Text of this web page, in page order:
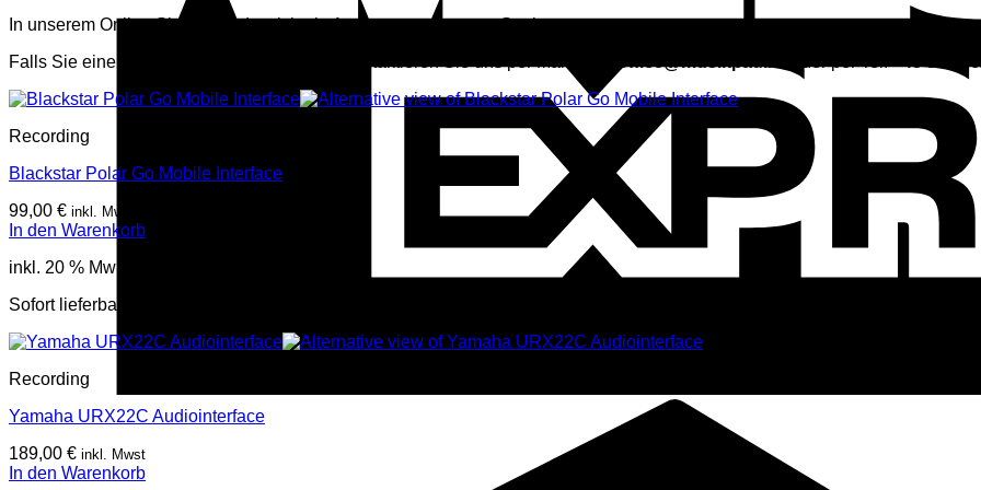
In unserem Online Shop befindet sich ein Auszug von unserem Sortiment.
Falls Sie einen Artikel nicht finden können, kontaktieren Sie uns per Mail unter
Recording
Blackstar Polar Go Mobile Interface
99,00 € inkl. Mwst
In den Warenkorb
inkl. 20 % MwSt.
Sofort lieferbar
Recording
Yamaha URX22C Audiointerface
189,00 € inkl. Mwst
In den Warenkorb